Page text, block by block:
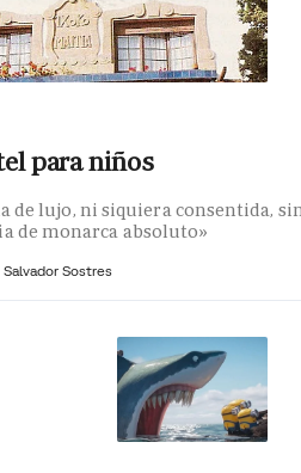
para niños
de lujo, ni siquiera consentida,
de monarca absoluto»
Salvador Sostres